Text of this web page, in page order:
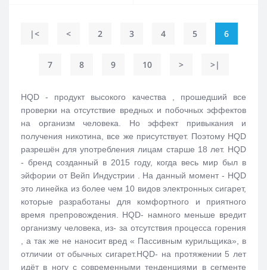
|< < 2 3 4 5 6
7 8 9 10 > >|
HQD - продукт высокого качества , прошедший все
проверки на отсутствие вредных и побочных эффектов
на организм человека. Но эффект привыкания и
получения никотина, все же присутствует. Поэтому HQD
разрешён для употребления лицам старше 18 лет. HQD
- бренд созданный в 2015 году, когда весь мир был в
эйфории от Вейп Индустрии . На данный момент - HQD
это линейка из более чем 10 видов электронных сигарет,
которые разработаны для комфортного и приятного
время препровождения. HQD- намного меньше вредит
организму человека, из- за отсутствия процесса горения
, а так же не наносит вред « Пассивным курильщика», в
отличии от обычных сигарет.HQD- на протяжении 5 лет
идёт в ногу с современными тенденциями в сегменте